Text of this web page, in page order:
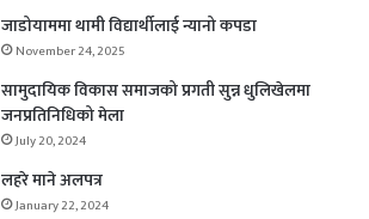
जाडोयाममा थामी विद्यार्थीलाई न्यानो कपडा
November 24, 2025
सामुदायिक विकास समाजको प्रगती सुन्न धुलिखेलमा
जनप्रतिनिधिको मेला
July 20, 2024
लहरे माने अलपत्र
January 22, 2024